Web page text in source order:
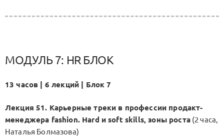
МОДУЛЬ 7: HR БЛОК
13 часов | 6 лекций | Блок 7
Лекция 51. Карьерные треки в профессии продакт-
менеджера fashion. Hard и soft skills, зоны роста(2 часа,
Наталья Болмазова)